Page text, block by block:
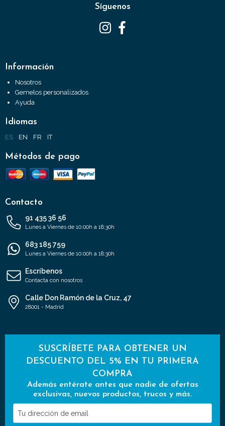
Síguenos
Información
Nosotros
Gemelos personalizados
Ayuda
Idiomas
ES EN FR IT
Métodos de pago
Contacto
91 435 36 56
Lunes a Viernes de 10:00h a 18:30h
683 185 759
Lunes a Viernes de 10:00h a 18:30h
Escríbenos
Contacta con nosotros
Calle Don Ramón de la Cruz, 47
28001 - Madrid
SUSCRÍBETE PARA OBTENER UN
DESCUENTO DEL 5% EN TU PRIMERA
COMPRA
Además entérate antes que nadie de ofertas
exclusivas, nuevos productos, trucos y más.
Tu
dirección